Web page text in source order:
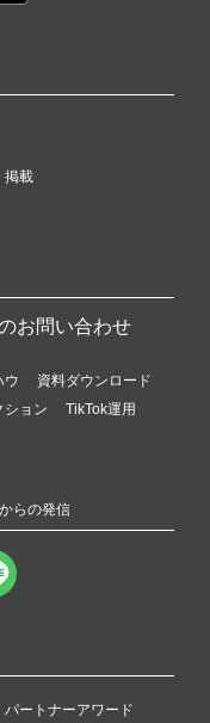
掲載
お問い合わせ
ウ
資料ダウンロード
ション
TikTok運用
らの発信
パートナーアワード